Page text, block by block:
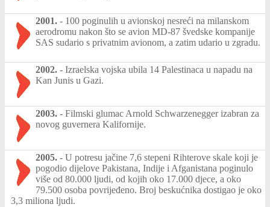
2001. - 100 poginulih u avionskoj nesreći na milanskom
aerodromu nakon što se avion MD-87 švedske kompanije
SAS sudario s privatnim avionom, a zatim udario u zgradu.
2002. - Izraelska vojska ubila 14 Palestinaca u napadu na
Kan Junis u Gazi.
2003. - Filmski glumac Arnold Schwarzenegger izabran za
novog guvernera Kalifornije.
2005. - U potresu jačine 7,6 stepeni Rihterove skale koji je
pogodio dijelove Pakistana, Indije i Afganistana poginulo
više od 80.000 ljudi, od kojih oko 17.000 djece, a oko
79.500 osoba povrijeđeno. Broj beskućnika dostigao je oko
3,3 miliona ljudi.